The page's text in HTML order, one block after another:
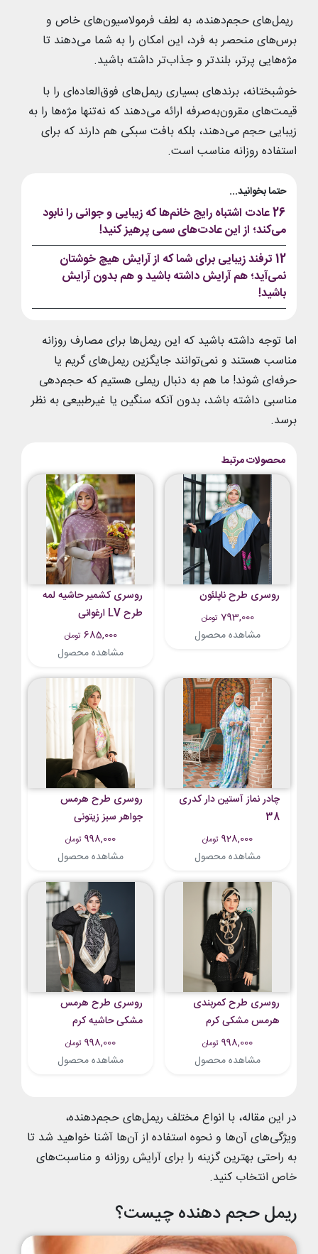
ریمل‌های حجم‌دهنده، به لطف فرمولاسیون‌های خاص و
برس‌های منحصر به فرد، این امکان را به شما می‌دهند تا
مژه‌هایی پرتر، بلندتر و جذاب‌تر داشته باشید.
خوشبختانه، برندهای بسیاری ریمل‌های فوق‌العاده‌ای را با
قیمت‌های مقرون‌به‌صرفه ارائه می‌دهند که نه‌تنها مژه‌ها را به
زیبایی حجم می‌دهند، بلکه بافت سبکی هم دارند که برای
استفاده روزانه مناسب است.
حتما بخوانید...
26 عادت اشتباه رایج خانم‌ها که زیبایی و جوانی را نابود
می‌کند؛ از این عادت‌های سمی پرهیز کنید!
12 ترفند زیبایی برای شما که از آرایش هیچ خوشتان
نمی‌آید؛ هم آرایش داشته باشید و هم بدون آرایش
باشید!
اما توجه داشته باشید که این ریمل‌ها برای مصارف روزانه
مناسب هستند و نمی‌توانند جایگزین ریمل‌های گریم یا
حرفه‌ای شوند! ما هم به دنبال ریملی هستیم که حجم‌دهی
مناسبی داشته باشد، بدون آنکه سنگین یا غیرطبیعی به نظر
برسد.
محصولات مرتبط
روسری طرح ناپلئون
793,000 تومان
مشاهده محصول
روسری کشمیر حاشیه لمه
طرح LV ارغوانی
685,000 تومان
مشاهده محصول
چادر نماز آستین دار کدری
38
928,000 تومان
مشاهده محصول
روسری طرح هرمس
جواهر سبز زیتونی
998,000 تومان
مشاهده محصول
روسری طرح کمربندی
هرمس مشکی کرم
998,000 تومان
مشاهده محصول
روسری طرح هرمس
مشکی حاشیه کرم
998,000 تومان
مشاهده محصول
در این مقاله، با انواع مختلف ریمل‌های حجم‌دهنده،
ویژگی‌های آن‌ها و نحوه استفاده از آن‌ها آشنا خواهید شد تا
به راحتی بهترین گزینه را برای آرایش روزانه و مناسبت‌های
خاص انتخاب کنید.
ریمل حجم ‌دهنده چیست؟